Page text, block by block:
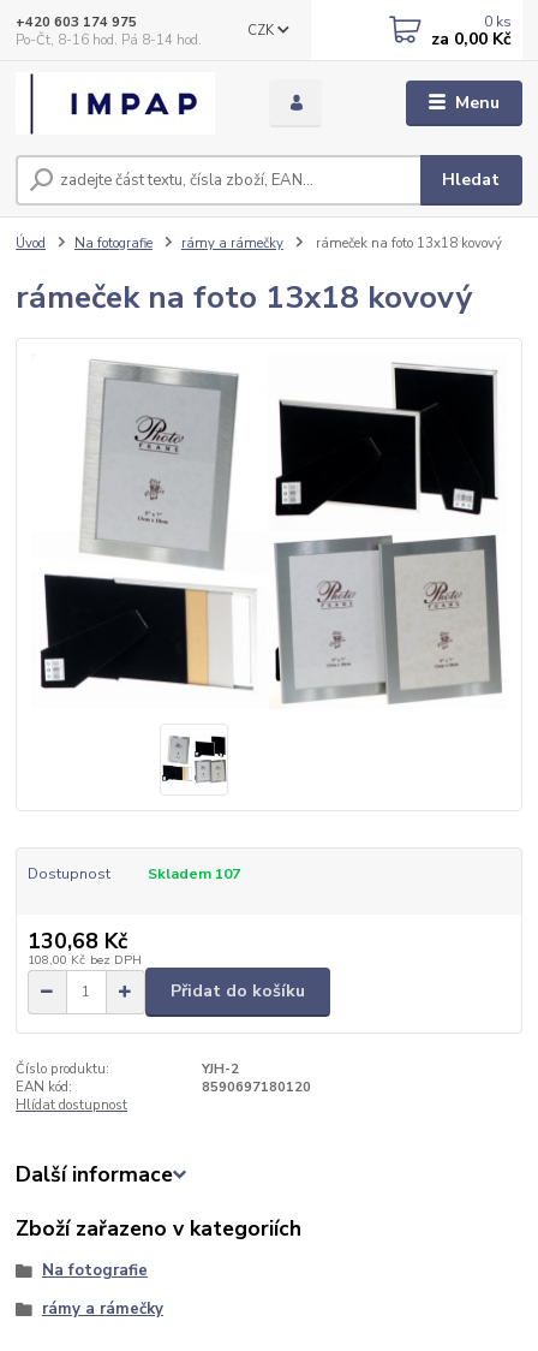
Menu
CZK
Hledat
+420 603 174 975
Po-Čt, 8-16 hod. Pá 8-14 hod.
0 ks
za 0,00 Kč
Úvod Na fotografie rámy a rámečky rámeček na foto 13x18 kovový
rámeček na foto 13x18 kovový
Dostupnost Skladem 107
130,68 Kč
108,00 Kč bez DPH
Přidat do košíku
Číslo produktu:
YJH-2
EAN kód:
8590697180120
Hlídat dostupnost
Další informace
Zboží zařazeno v kategoriích
Na fotografie
rámy a rámečky